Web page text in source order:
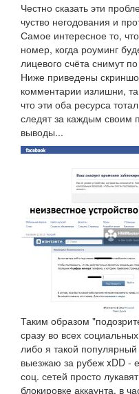
Честно сказать эти
чуство негодования и
Самое интересное то,
номер, когда роуминг
лицевого счёта снимут
Ниже приведены
комментарии излишни,
что эти оба ресурса
следят за каждым своим
выводы...
Таким образом
сразу во всех
либо я такой
выезжаю за рубеж xDD -
соц. сетей просто
блокировке аккаунта, в